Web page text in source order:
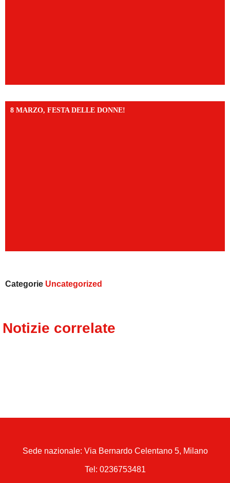
8 MARZO, FESTA DELLE DONNE!
Categorie Uncategorized
Notizie correlate
Sede nazionale: Via Bernardo Celentano 5, Milano
Tel: 0236753481